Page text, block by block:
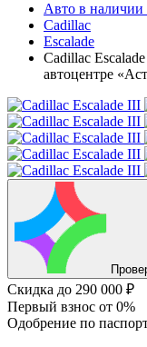
Авто в
Cadillac
Escalade
Cadillac
автоцентре
Скидка до 290 000 ₽
Первый взнос от 0%
Одобрение по